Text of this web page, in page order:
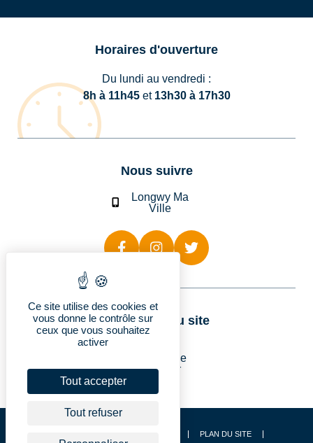
Horaires d'ouverture
Du lundi au vendredi :
8h à 11h45et 13h30 à 17h30
Nous suivre
Longwy Ma
Ville
Rubriques du site
Vie pratique
Découvrir
PLAN DU SITE
Ce site utilise des cookies et
vous donne le contrôle sur
ceux que vous souhaitez
activer
Tout accepter
Tout refuser